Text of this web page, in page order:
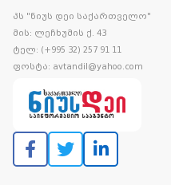
პს "ნიუს დეი საქართველო"
მის: ლეჩხუმის ქ. 43
ტელ: (+995 32) 257 91 11
ფოსტა: avtandil@yahoo.com